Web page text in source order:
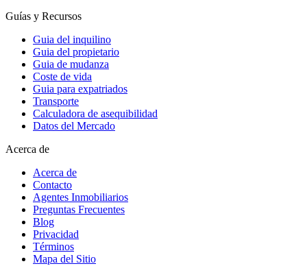
Guías y Recursos
Guia del inquilino
Guia del propietario
Guia de mudanza
Coste de vida
Guia para expatriados
Transporte
Calculadora de asequibilidad
Datos del Mercado
Acerca de
Acerca de
Contacto
Agentes Inmobiliarios
Preguntas Frecuentes
Blog
Privacidad
Términos
Mapa del Sitio